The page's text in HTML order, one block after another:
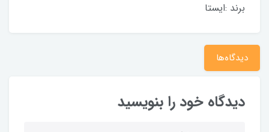
برند :ایستا
دیدگاه‌ها
دیدگاه خود را بنویسید